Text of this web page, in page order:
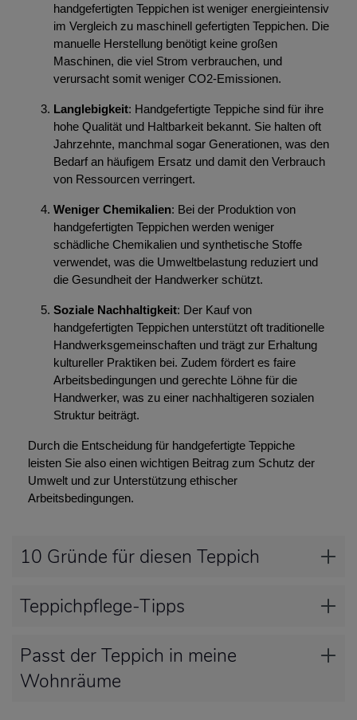
handgefertigten Teppichen ist weniger energieintensiv
im Vergleich zu maschinell gefertigten Teppichen. Die
manuelle Herstellung benötigt keine großen
Maschinen, die viel Strom verbrauchen, und
verursacht somit weniger CO2-Emissionen.
Langlebigkeit: Handgefertigte Teppiche sind für ihre
hohe Qualität und Haltbarkeit bekannt. Sie halten oft
Jahrzehnte, manchmal sogar Generationen, was den
Bedarf an häufigem Ersatz und damit den Verbrauch
von Ressourcen verringert.
Weniger Chemikalien: Bei der Produktion von
handgefertigten Teppichen werden weniger
schädliche Chemikalien und synthetische Stoffe
verwendet, was die Umweltbelastung reduziert und
die Gesundheit der Handwerker schützt.
Soziale Nachhaltigkeit: Der Kauf von
handgefertigten Teppichen unterstützt oft traditionelle
Handwerksgemeinschaften und trägt zur Erhaltung
kultureller Praktiken bei. Zudem fördert es faire
Arbeitsbedingungen und gerechte Löhne für die
Handwerker, was zu einer nachhaltigeren sozialen
Struktur beiträgt.
Durch die Entscheidung für handgefertigte Teppiche
leisten Sie also einen wichtigen Beitrag zum Schutz der
Umwelt und zur Unterstützung ethischer
Arbeitsbedingungen.
10 Gründe für diesen Teppich
Teppichpflege-Tipps
Passt der Teppich in meine
Wohnräume